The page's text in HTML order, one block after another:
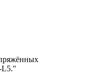
L5."